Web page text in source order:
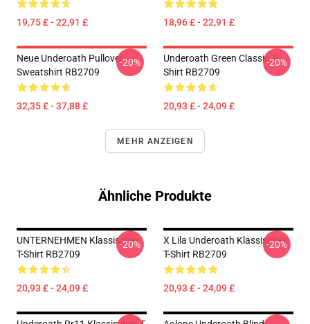
19,75 £ - 22,91 £ 18,96 £ - 22,91 £
Neue Underoath Pullover
Sweatshirt RB2709
32,35 £ - 37,88 £
-20%
Underoath Green Classic T-
Shirt RB2709
20,93 £ - 24,09 £
-20%
MEHR ANZEIGEN
Ähnliche Produkte
UNTERNEHMEN Klassisches
T-Shirt RB2709
20,93 £ - 24,09 £
-20%
X Lila Underoath Klassisches
T-Shirt RB2709
20,93 £ - 24,09 £
-20%